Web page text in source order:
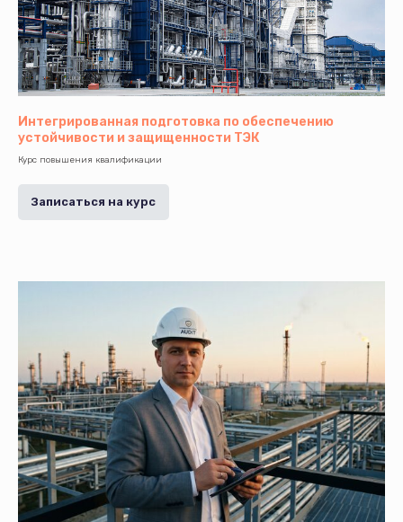
Интегрированная подготовка по обеспечению
устойчивости и защищенности ТЭК
Курс повышения квалификации
Записаться на курс